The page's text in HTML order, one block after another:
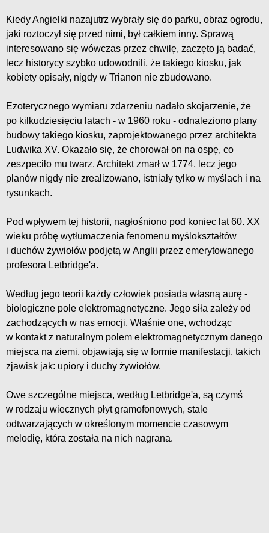
Kiedy Angielki nazajutrz wybrały się do parku, obraz ogrodu,
jaki roztoczył się przed nimi, był całkiem inny. Sprawą
interesowano się wówczas przez chwilę, zaczęto ją badać,
lecz historycy szybko udowodnili, że takiego kiosku, jak
kobiety opisały, nigdy w Trianon nie zbudowano.
Ezoterycznego wymiaru zdarzeniu nadało skojarzenie, że
po kilkudziesięciu latach - w 1960 roku - odnaleziono plany
budowy takiego kiosku, zaprojektowanego przez architekta
Ludwika XV. Okazało się, że chorował on na ospę, co
zeszpeciło mu twarz. Architekt zmarł w 1774, lecz jego
planów nigdy nie zrealizowano, istniały tylko w myślach i na
rysunkach.
Pod wpływem tej historii, nagłośniono pod koniec lat 60. XX
wieku próbę wytłumaczenia fenomenu myślokształtów
i duchów żywiołów podjętą w Anglii przez emerytowanego
profesora Letbridge'a.
Według jego teorii każdy człowiek posiada własną aurę -
biologiczne pole elektromagnetyczne. Jego siła zależy od
zachodzących w nas emocji. Właśnie one, wchodząc
w kontakt z naturalnym polem elektromagnetycznym danego
miejsca na ziemi, objawiają się w formie manifestacji, takich
zjawisk jak: upiory i duchy żywiołów.
Owe szczególne miejsca, według Letbridge'a, są czymś
w rodzaju wiecznych płyt gramofonowych, stale
odtwarzających w określonym momencie czasowym
melodię, która została na nich nagrana.